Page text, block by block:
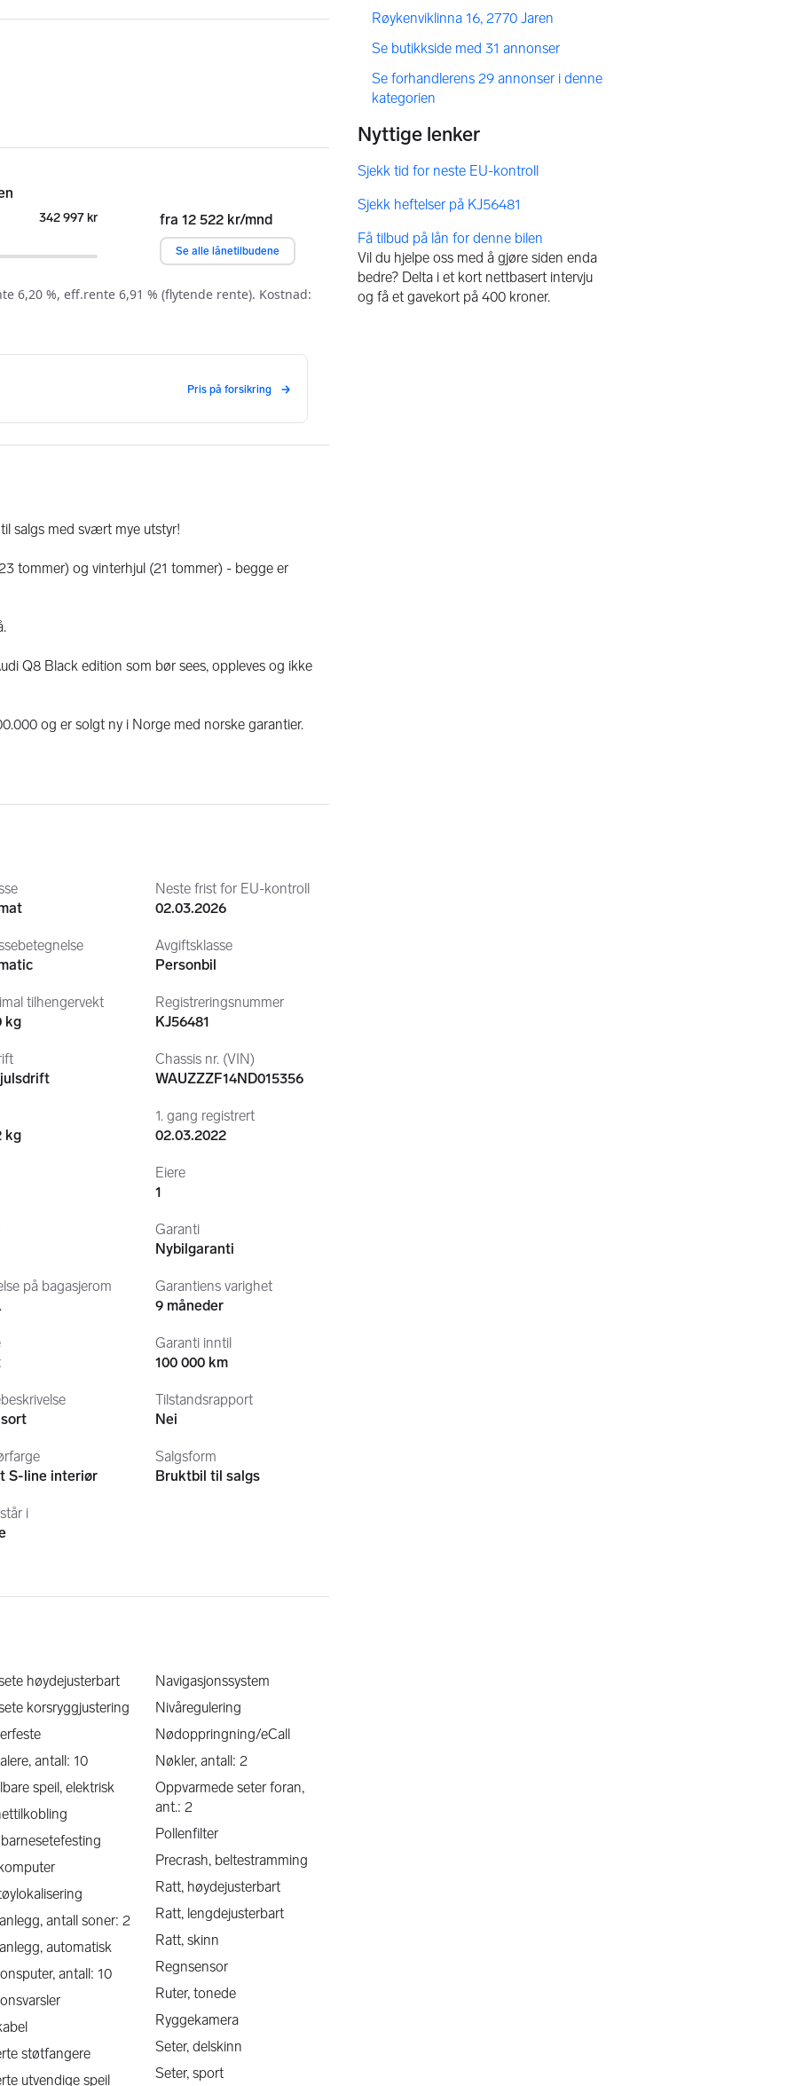
Røykenviklinna 16, 2770 Jaren
Se butikkside med 31 annonser
Se forhandlerens 29 annonser i denne
kategorien
Få tilbud på lån for denne bilen
Vil du hjelpe oss med å gjøre siden enda
bedre? Delta i et kort nettbasert intervju
og få et gavekort på 400 kroner.
salgs med svært mye utstyr!
tommer) og vinterhjul (21 tommer) - begge er
Q8 Black edition som bør sees, oppleves og ikke
og er solgt ny i Norge med norske garantier.
KAMERA
ALARM
BOX
BAK
gunstig forsikring og bilfinansiering.
visning/prøvekjøring. Da er du sikker på at du får
du vil se på/prøve står klar.
på Gardermoen.
min fra Gardemoen.
tilhengervekt
kg
kg
på bagasjerom
S-line interiør
i
Neste frist for EU-kontroll
02.03.2026
Avgiftsklasse
Personbil
Registreringsnummer
KJ56481
Chassis nr. (VIN)
WAUZZZF14ND015356
1. gang registrert
02.03.2022
Eiere
1
Garanti
Nybilgaranti
Garantiens varighet
9 måneder
Garanti inntil
100 000 km
Tilstandsrapport
Nei
Salgsform
Bruktbil til salgs
høydejusterbart
korsryggjustering
antall: 10
speil, elektrisk
antall soner: 2
automatisk
antall: 10
støtfangere
utvendige speil
Navigasjonssystem
Nivåregulering
Nødoppringning/eCall
Nøkler, antall: 2
Oppvarmede seter foran,
ant.: 2
Pollenfilter
Precrash, beltestramming
Ratt, høydejusterbart
Ratt, lengdejusterbart
Ratt, skinn
Regnsensor
Ruter, tonede
Ryggekamera
Seter, delskinn
Seter, sport